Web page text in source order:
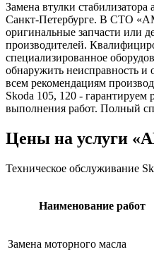
Замена втулки
Санкт-Петербурге. В СТО
оригинальные запчасти или
производителей.
специализированное
обнаружить неисправность и
всем рекомендациям
Skoda 105, 120 -
выполнения работ. Полный
Цены на услуги
Техническое обслуживание
Наименование работ
Замена моторного масла